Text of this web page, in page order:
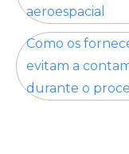
aeroespacial
Como os
evitam a
durante o